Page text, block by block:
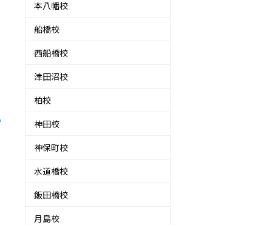
本八幡校
船橋校
西船橋校
津田沼校
柏校
神田校
神保町校
水道橋校
飯田橋校
月島校